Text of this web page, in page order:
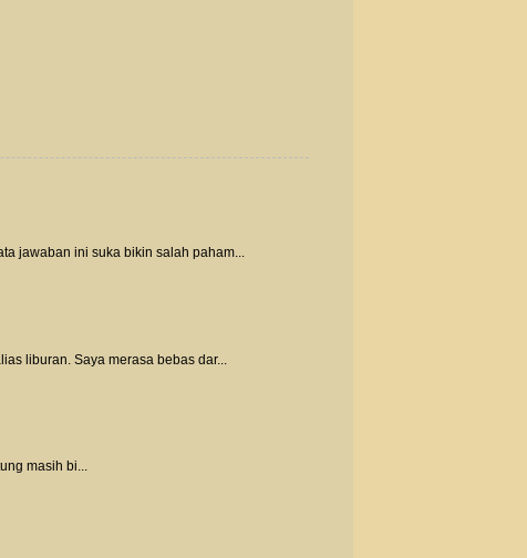
jawaban ini suka bikin salah paham...
liburan. Saya merasa bebas dar...
masih bi...